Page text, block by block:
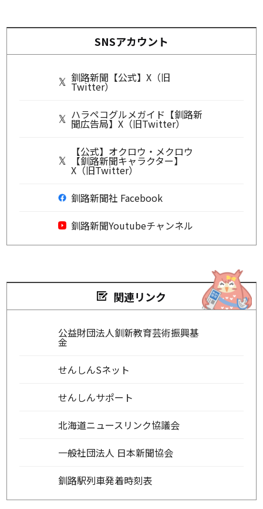
SNSアカウント
釧路新聞【公式】X（旧
Twitter）
ハラペコグルメガイド【釧路新
聞広告局】X（旧Twitter）
【公式】オクロウ・メクロウ
【釧路新聞キャラクター】
X（旧Twitter）
釧路新聞社 Facebook
釧路新聞Youtubeチャンネル
関連リンク
公益財団法人釧新教育芸術振興基
金
せんしんSネット
せんしんサポート
北海道ニュースリンク協議会
一般社団法人 日本新聞協会
釧路駅列車発着時刻表